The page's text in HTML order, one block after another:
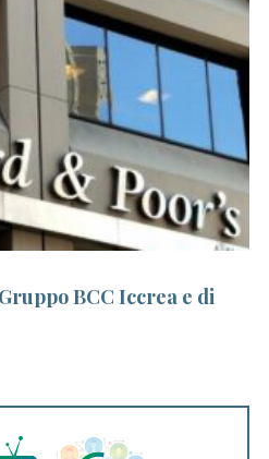
BCC Iccrea e di